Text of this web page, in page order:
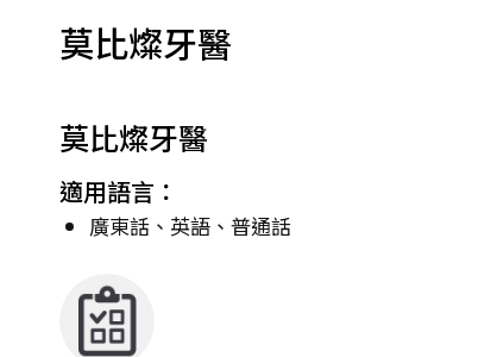
莫比燦牙醫
莫比燦牙醫
適用語言：
廣東話、英語、普通話